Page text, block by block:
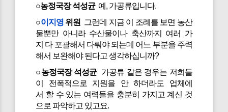
○농정국장 석성균예, 가공류입니다.
○이지영위원
그런데 지금 이 조례를 보면 농산
물뿐만 아니라 수산물이나 축산까지 여러 가
지 다 포괄해서 다뤄야 되는데 어느 부분을 주력
해서 보완해야 된다고 생각하십니까?
○농정국장 석성균가공류 같은 경우는 저희들
이 전폭적으로 지원을 안 하더라도 업체에
서 할 수 있는 여력들을 충분히 가지고 계신 것
으로 파악하고 있고요.